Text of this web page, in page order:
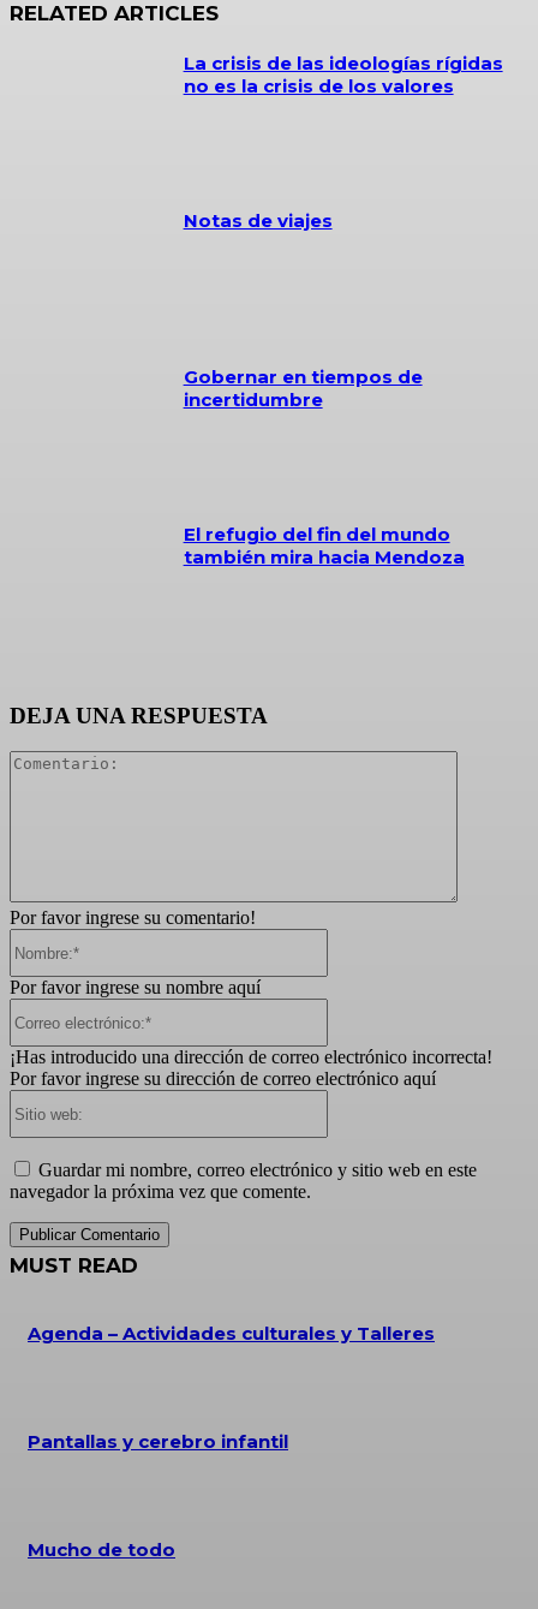
RELATED ARTICLES
La crisis de las ideologías rígidas
no es la crisis de los valores
Notas de viajes
Gobernar en tiempos de
incertidumbre
El refugio del fin del mundo
también mira hacia Mendoza
DEJA UNA RESPUESTA
Por favor ingrese su comentario!
Por favor ingrese su nombre aquí
¡Has introducido una dirección de correo electrónico incorrecta!
Por favor ingrese su dirección de correo electrónico aquí
Guardar mi nombre, correo electrónico y sitio web en este
navegador la próxima vez que comente.
MUST READ
Agenda – Actividades culturales y Talleres
Pantallas y cerebro infantil
Mucho de todo